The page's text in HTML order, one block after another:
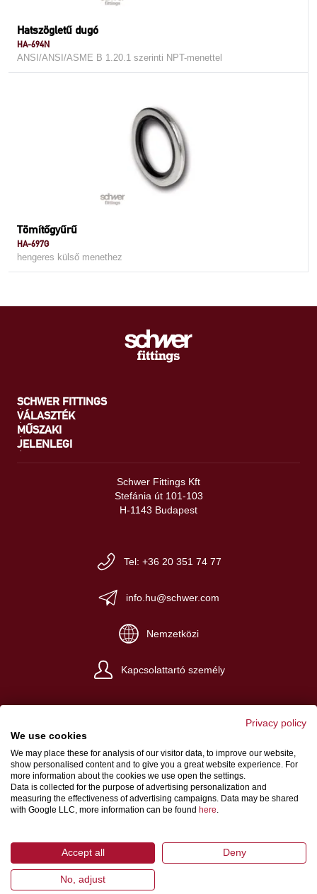
Hatszögletű dugó
HA-694N
ANSI/ANSI/ASME B 1.20.1 szerinti NPT-menettel
Tömítőgyűrű
HA-697G
hengeres külső menethez
SCHWER FITTINGS
VÁLASZTÉK
MŰSZAKI
JELENLEGI
Schwer Fittings Kft
Stefánia út 101-103
H-1143 Budapest
Tel: +36 20 351 74 77
info.hu@schwer.com
Nemzetközi
Kapcsolattartó személy
Impresszum
ÁSZF
Adatvédelem
Privacy policy
We use cookies
We may place these for analysis of our visitor data, to improve our website,
show personalised content and to give you a great website experience. For
more information about the cookies we use open the settings.
Data is collected for the purpose of advertising personalization and
measuring the effectiveness of advertising campaigns. Data may be shared
with Google LLC, more information can be found here.
Accept all Deny
No, adjust